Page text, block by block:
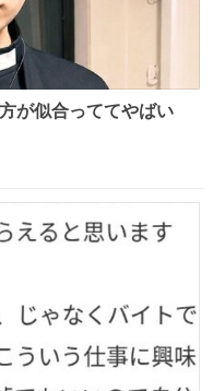
が似合っててやばい